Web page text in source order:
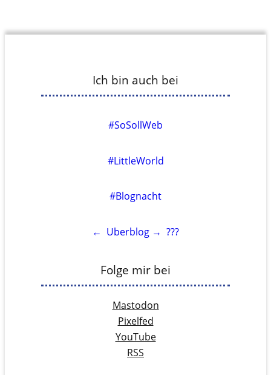
Ich bin auch bei
#SoSollWeb
#LittleWorld
#Blognacht
← Uberblog → ???
Folge mir bei
Mastodon
Pixelfed
YouTube
RSS